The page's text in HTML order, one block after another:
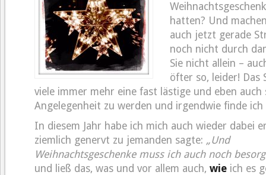
hatten? Und
auch jetzt gerade
noch nicht durch
Sie nicht allein –
öfter so, leider! Das
viele immer mehr eine fast lästige und eben auch
Angelegenheit zu werden und irgendwie finde
In diesem Jahr habe ich mich auch wieder dabei
ziemlich genervt zu jemanden sagte: „Und
Weihnachtsgeschenke muss ich auch noch
und ließ das, was und vor allem auch, wie ich es